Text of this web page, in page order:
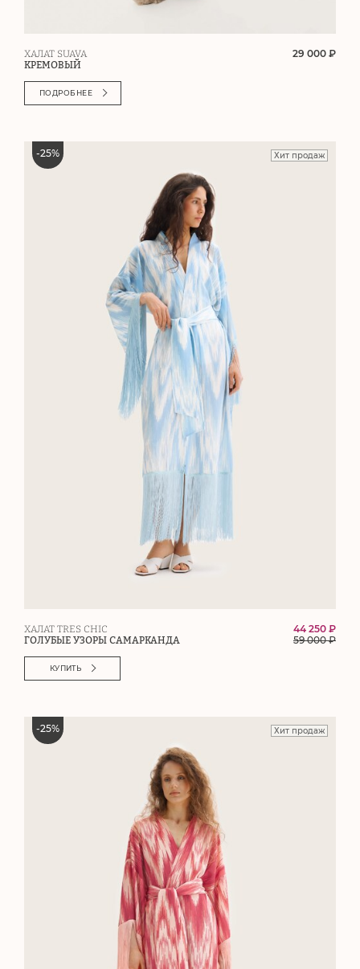
ХАЛАТ SUAVA
КРЕМОВЫЙ
29 000 ₽
ПОДРОБНЕЕ
-25% Хит продаж
ХАЛАТ TRES CHIC
ГОЛУБЫЕ УЗОРЫ САМАРКАНДА
44 250 ₽
59 000₽
КУПИТЬ
-25% Хит продаж